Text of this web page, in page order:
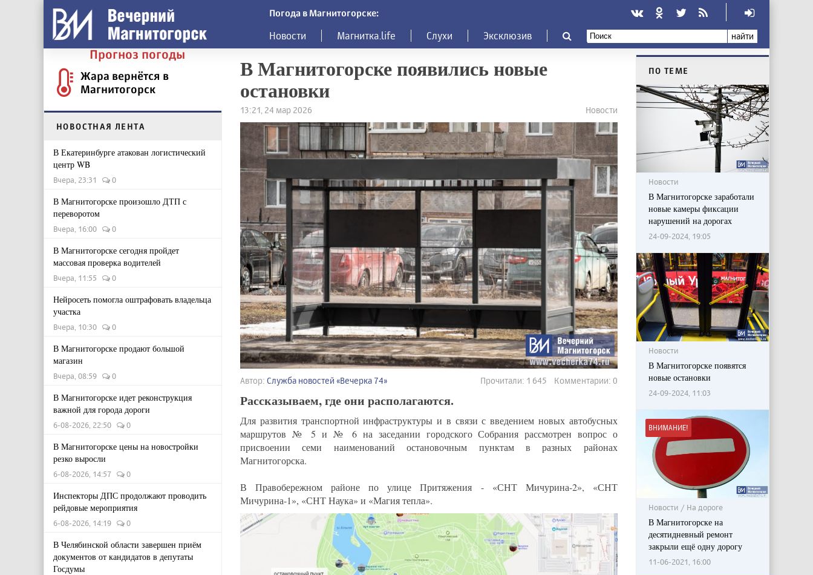
Погода в Магнитогорске:
Новости Магнитка.life Слухи Эксклюзив найти
Прогноз погоды
Жара вернётся в
Магнитогорск
НОВОСТНАЯ ЛЕНТА
В Екатеринбурге атакован логистический
центр WB
Вчера, 23:31 0
В Магнитогорске произошло ДТП с
переворотом
Вчера, 16:00 0
В Магнитогорске сегодня пройдет
массовая проверка водителей
Вчера, 11:55 0
Нейросеть помогла оштрафовать владельца
участка
Вчера, 10:30 0
В Магнитогорске продают большой
магазин
Вчера, 08:59 0
В Магнитогорске идет реконструкция
важной для города дороги
6-08-2026, 22:50 0
В Магнитогорске цены на новостройки
резко выросли
6-08-2026, 14:57 0
Инспекторы ДПС продолжают проводить
рейдовые мероприятия
6-08-2026, 14:19 0
В Челябинской области завершен приём
документов от кандидатов в депутаты
Госдумы
В Магнитогорске появились новые
остановки
13:21, 24 мар 2026 Новости
Автор: Служба новостей «Вечерка 74» Прочитали: 1 645 Комментарии: 0
Рассказываем, где они располагаются.
Для развития транспортной инфраструктуры и в связи с введением новых автобусных
маршрутов № 5 и № 6 на заседании городского Собрания рассмотрен вопрос о
присвоении семи наименований остановочным пунктам в разных районах
Магнитогорска.
В Правобережном районе по улице Притяжения - «СНТ Мичурина-2», «СНТ
Мичурина-1», «СНТ Наука» и «Магия тепла».
ПО ТЕМЕ
Новости
В Магнитогорске заработали
новые камеры фиксации
нарушений на дорогах
24-09-2024, 19:05
Новости
В Магнитогорске появятся
новые остановки
24-09-2024, 11:03
ВНИМАНИЕ!
Новости / На дороге
В Магнитогорске на
десятидневный ремонт
закрыли ещё одну дорогу
11-06-2021, 16:00